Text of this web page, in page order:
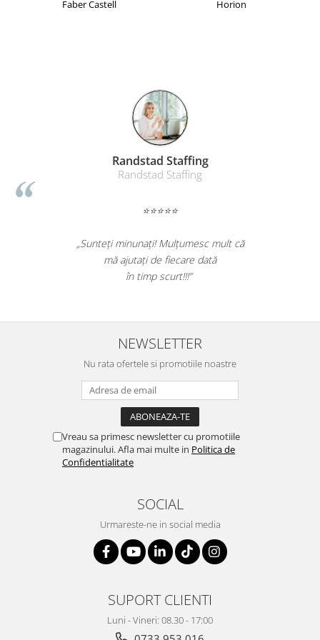
Suporturi si huse telefoane &
Tehnica si mobilier pentru birou
Accesorii mobilier
Calculatoare de birou
Distrugatoare documente
ergonomice
Masini de legat, indosariat si
Protocol si HORECA
Apa si bauturi racoritoare
Cafea, ceai, zahar, lapte
Casa si bucatarie
Cani si pahare
Textile si confort pentru casa
Seturi si accesorii pentru vin
Trollere, genti si accesorii de voiaj
Faber Castell Horion
Randstad Staffing
Randstad Staffing
⭐⭐⭐⭐⭐
„Sunteți minunați! Mulțumesc mult că
mă ajutați de fiecare dată
în timp scurt!!!”
NEWSLETTER
Nu rata ofertele si promotiile noastre
Vreau sa primesc newsletter cu promotiile
magazinului. Afla mai multe in Politica de
Confidentialitate
SOCIAL
Urmareste-ne in social media
SUPORT CLIENTI
Luni - Vineri: 08.30 - 17:00